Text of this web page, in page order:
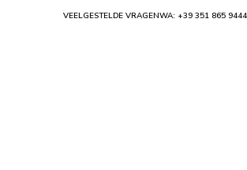
VEELGESTELDE VRAGENWA: +39 351 865 9444